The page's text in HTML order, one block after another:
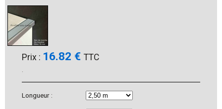
Prix : 16.82 €TTC
.
Longueur :